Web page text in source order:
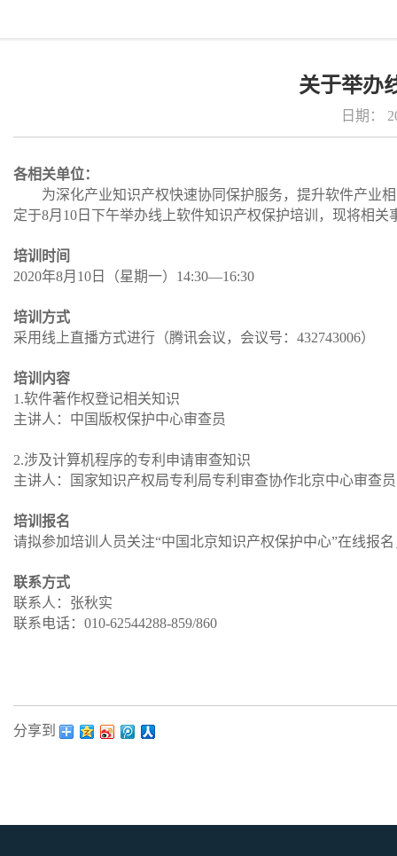
关于举办
日期：
各相关单位：
为深化产业知识产权快速协同保护服务，提升软件产业相
定于8月10日下午举办线上软件知识产权保护培训，现将相关
培训时间
2020年8月10日（星期一）14:30—16:30
培训方式
采用线上直播方式进行（腾讯会议，会议号：432743006）
培训内容
1.软件著作权登记相关知识
主讲人：中国版权保护中心审查员
2.涉及计算机程序的专利申请审查知识
主讲人：国家知识产权局专利局专利审查协作北京中心审查员
培训报名
请拟参加培训人员关注“中国北京知识产权保护中心”在线报
联系方式
联系人：张秋实
联系电话：010-62544288-859/860
分享到：